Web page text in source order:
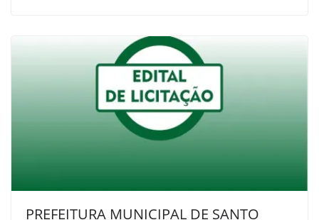
PREFEITURA MUNICIPAL DE SANTO